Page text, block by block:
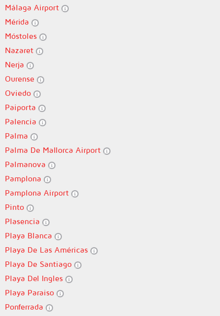
Málaga Airport
Mérida
Móstoles
Nazaret
Nerja
Ourense
Oviedo
Paiporta
Palencia
Palma
Palma De Mallorca Airport
Palmanova
Pamplona
Pamplona Airport
Pinto
Plasencia
Playa Blanca
Playa De Las Américas
Playa De Santiago
Playa Del Ingles
Playa Paraiso
Ponferrada